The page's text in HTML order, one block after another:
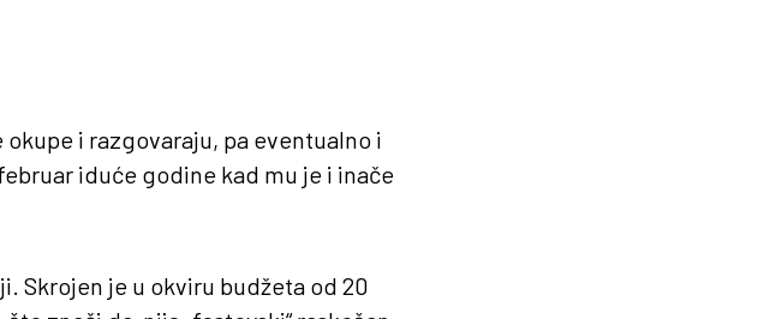
i razgovaraju, pa eventualno i
iduće godine kad mu je i inače
Skrojen je u okviru budžeta od 20